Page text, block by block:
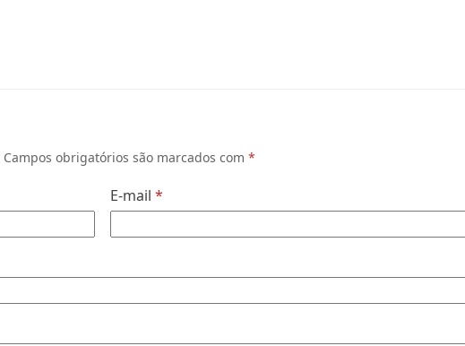
Campos obrigatórios são marcados com*
E-mail*